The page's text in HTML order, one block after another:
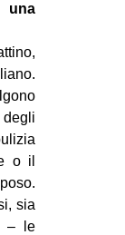
una
degli
o il
sia
– le